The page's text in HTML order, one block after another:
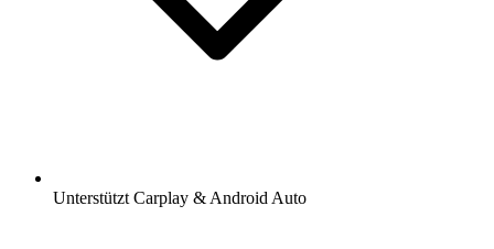
Unterstützt Carplay & Android Auto